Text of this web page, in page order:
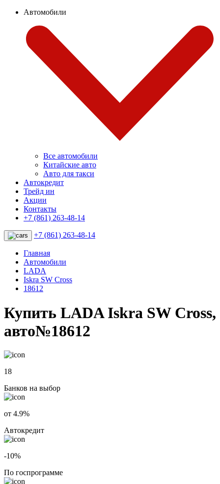
Автомобили
Все автомобили
Китайские авто
Авто для такси
Автокредит
Трейд ин
Акции
Контакты
+7 (861) 263-48-14
+7 (861) 263-48-14
Главная
Автомобили
LADA
Iskra SW Cross
18612
Купить LADA Iskra SW Cross,
авто№18612
18
Банков на выбор
от 4.9%
Автокредит
-10%
По госпрограмме